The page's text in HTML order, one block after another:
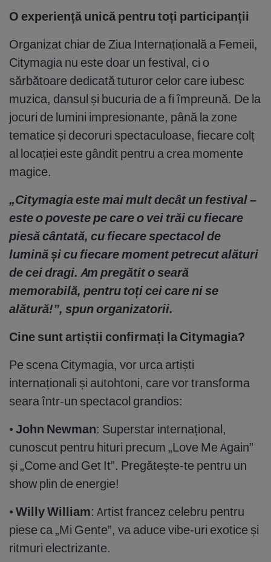
O experiență unică pentru toți participanții
Organizat chiar de Ziua Internațională a Femeii,
Citymagia nu este doar un festival, ci o
sărbătoare dedicată tuturor celor care iubesc
muzica, dansul și bucuria de a fi împreună. De la
jocuri de lumini impresionante, până la zone
tematice și decoruri spectaculoase, fiecare colț
al locației este gândit pentru a crea momente
magice.
„Citymagia este mai mult decât un festival –
este o poveste pe care o vei trăi cu fiecare
piesă cântată, cu fiecare spectacol de
lumină și cu fiecare moment petrecut alături
de cei dragi. Am pregătit o seară
memorabilă, pentru toți cei care ni se
alătură!”, spun organizatorii.
Cine sunt artiștii confirmați la Citymagia?
Pe scena Citymagia, vor urca artiști
internaționali și autohtoni, care vor transforma
seara într-un spectacol grandios:
• John Newman: Superstar internațional,
cunoscut pentru hituri precum „Love Me Again”
și „Come and Get It”. Pregătește-te pentru un
show plin de energie!
• Willy William: Artist francez celebru pentru
piese ca „Mi Gente”, va aduce vibe-uri exotice și
ritmuri electrizante.